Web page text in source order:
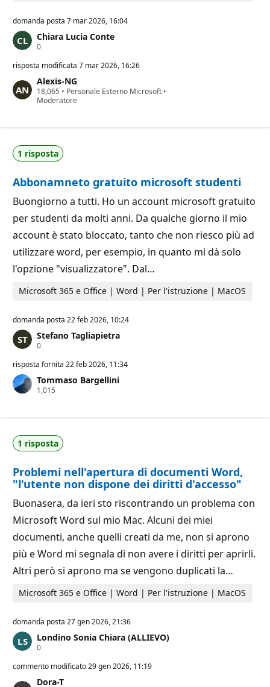
domanda posta 7 mar 2026, 16:04
Chiara Lucia Conte
0P
n
i
d
i
t
a
z
o
e
risposta modificata 7 mar 2026, 16:26
Alexis-NG
18,065 P
u
r
u
a
z
i
n
• Personale Esterno Microsoft •
Moderatore
1 risposta
Abbonamneto gratuito microsoft studenti
Buongiorno a tutti. Ho un account microsoft gratuito
per studenti da molti anni. Da qualche giorno il mio
account è stato bloccato, tanto che non riesco più ad
utilizzare word, per esempio, in quanto mi dà solo
l'opzione "visualizzatore". Dal…
Microsoft 365 e Office | Word | Per l'istruzione | MacOS
domanda posta 22 feb 2026, 10:24
Stefano Tagliapietra
0P
n
i
d
u
t
a
i
o
n
risposta fornita 22 feb 2026, 11:34
Tommaso Bargellini
1,015
d
i
r
p
u
t
z
i
o
n
e
1 risposta
Problemi nell'apertura di documenti Word,
"l'utente non dispone dei diritti d'accesso"
Buonasera, da ieri sto riscontrando un problema con
Microsoft Word sul mio Mac. Alcuni dei miei
documenti, anche quelli creati da me, non si aprono
più e Word mi segnala di non avere i diritti per aprirli.
Altri però si aprono ma se vengono duplicati la…
Microsoft 365 e Office | Word | Per l'istruzione | MacOS
domanda posta 27 gen 2026, 21:36
Londino Sonia Chiara (ALLIEVO)
0P
n
i
commento modificato29 gen 2026, 11:19
Dora-T